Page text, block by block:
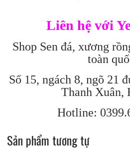
Liên hệ với
Shop Sen đá, xương
toàn
Số 15, ngách 8, ngõ 21
Thanh Xuân,
Hotline:
Sản phẩm tương tự